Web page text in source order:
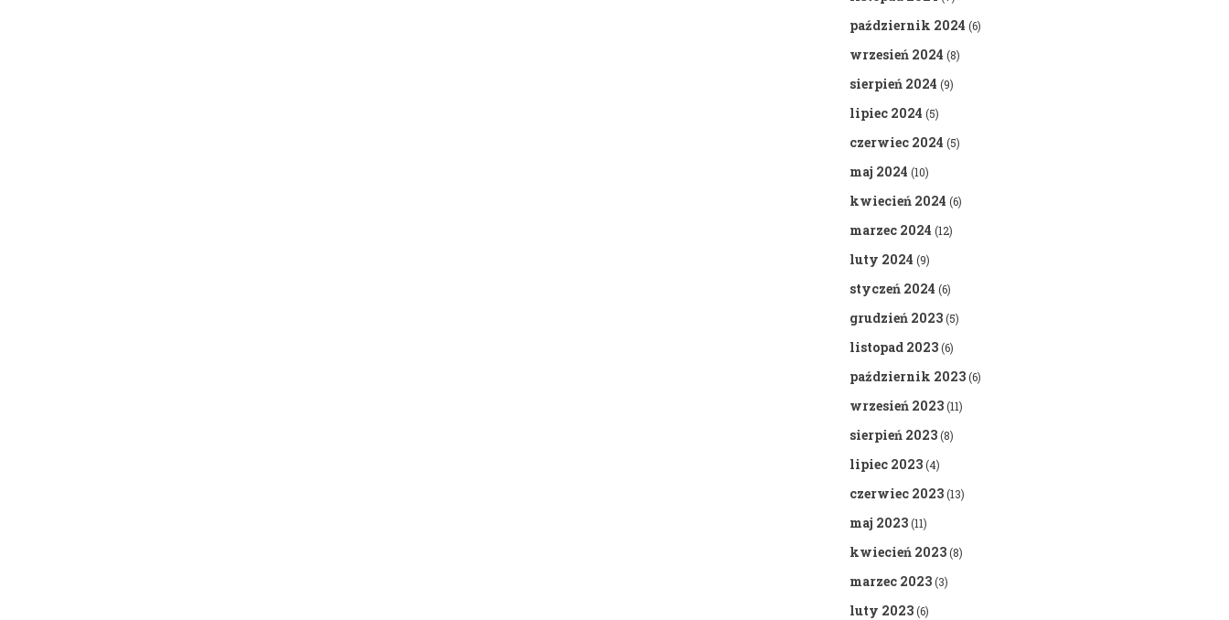
październik 2024 (6)
wrzesień 2024 (8)
sierpień 2024 (9)
lipiec 2024 (5)
czerwiec 2024 (5)
maj 2024 (10)
kwiecień 2024 (6)
marzec 2024 (12)
luty 2024 (9)
styczeń 2024 (6)
grudzień 2023(5)
listopad 2023(6)
październik 2023(6)
wrzesień 2023(11)
sierpień 2023(8)
lipiec 2023(4)
czerwiec 2023(13)
maj 2023(11)
kwiecień 2023(8)
marzec 2023(3)
luty 2023(6)